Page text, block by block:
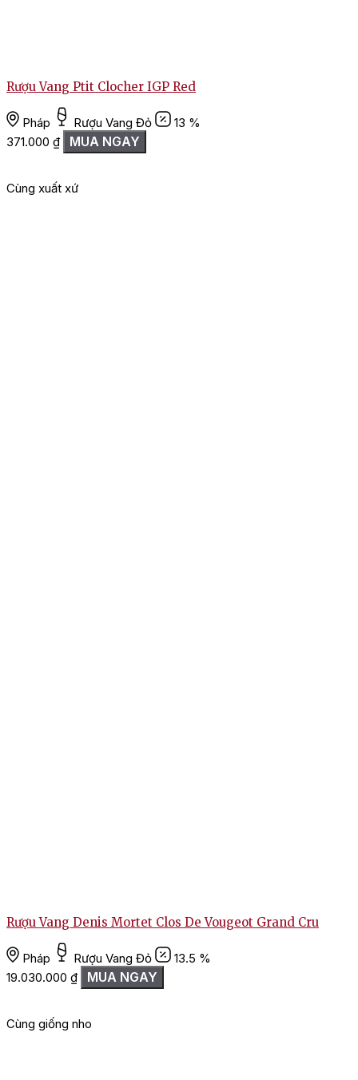
Rượu Vang Ptit Clocher IGP Red
Pháp Rượu Vang Đỏ
13 %
371.000 ₫ MUA NGAY
Cùng xuất xứ
Rượu Vang Denis Mortet Clos De Vougeot Grand Cru
Pháp Rượu Vang Đỏ
13.5 %
19.030.000 ₫ MUA NGAY
Cùng giống nho